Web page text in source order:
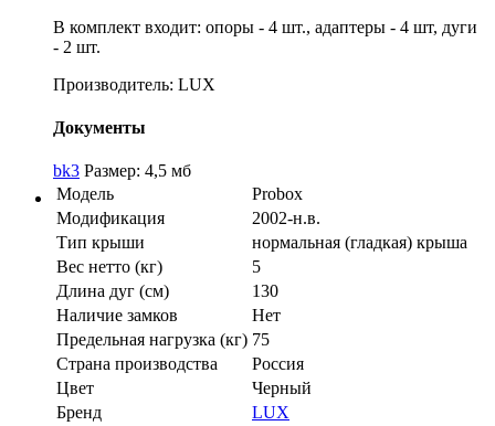
В комплект входит: опоры - 4 шт., адаптеры - 4 шт, дуги
- 2 шт.
Производитель: LUX
Документы
bk3 Размер: 4,5 мб
Модель
Probox
Модификация
2002-н.в.
Тип крыши
нормальная (гладкая) крыша
Вес нетто (кг)
5
Длина дуг (см)
130
Наличие замков
Нет
Предельная нагрузка (кг) 75
Страна производства
Россия
Цвет
Черный
Бренд
LUX